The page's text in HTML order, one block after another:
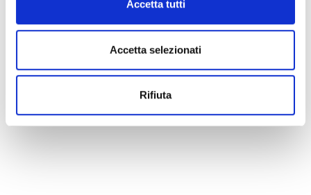
Accetta tutti
Accetta selezionati
Rifiuta